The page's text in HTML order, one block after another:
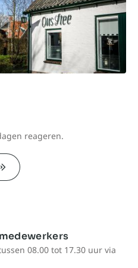
reageren.
08.00 tot 17.30 uur via